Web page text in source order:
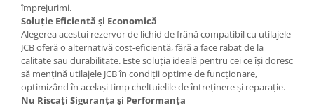
Antigel frane
Piese fara categorie
Sepci
Garnituri utilaje
Siguranta
Piese Sennebogen
Piese Still
Piese Timberjack
Piese Valmet Valtra
Piese Vogele
împrejurimi.
Soluție Eficientă și Economică
Alegerea acestui rezervor de lichid de frână compatibil cu utilajele
JCB oferă o alternativă cost-eficientă, fără a face rabat de la
calitate sau durabilitate. Este soluția ideală pentru cei ce își doresc
să mențină utilajele JCB în condiții optime de funcționare,
optimizând în același timp cheltuielile de întreținere și reparație.
Nu Riscați Siguranța și Performanța